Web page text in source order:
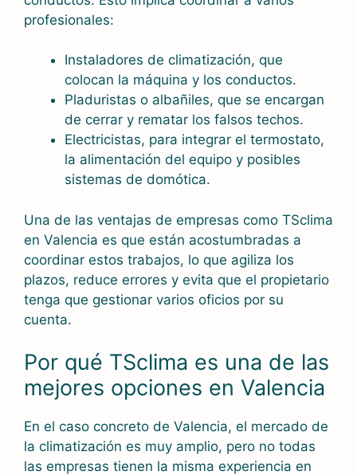
profesionales:
Instaladores de climatización, que
colocan la máquina y los conductos.
Pladuristas o albañiles, que se encargan
de cerrar y rematar los falsos techos.
Electricistas, para integrar el termostato,
la alimentación del equipo y posibles
sistemas de domótica.
Una de las ventajas de empresas como TSclima
en Valencia es que están acostumbradas a
coordinar estos trabajos, lo que agiliza los
plazos, reduce errores y evita que el propietario
tenga que gestionar varios oficios por su
cuenta.
Por qué TSclima es una de las
mejores opciones en Valencia
En el caso concreto de Valencia, el mercado de
la climatización es muy amplio, pero no todas
las empresas tienen la misma experiencia en